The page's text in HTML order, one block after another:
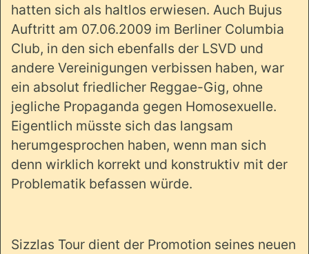
hatten sich als haltlos erwiesen. Auch Bujus
Auftritt am 07.06.2009 im Berliner Columbia
Club, in den sich ebenfalls der LSVD und
andere Vereinigungen verbissen haben, war
ein absolut friedlicher Reggae-Gig, ohne
jegliche Propaganda gegen Homosexuelle.
Eigentlich müsste sich das langsam
herumgesprochen haben, wenn man sich
denn wirklich korrekt und konstruktiv mit der
Problematik befassen würde.
Sizzlas Tour dient der Promotion seines neuen